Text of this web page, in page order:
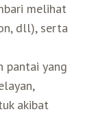
melihat
dll), serta
pantai yang
akibat